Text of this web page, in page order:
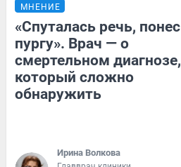
МНЕНИЕ
«Спуталась речь, понес
пургу». Врач — о
смертельном диагнозе,
который сложно
обнаружить
Ирина Волкова